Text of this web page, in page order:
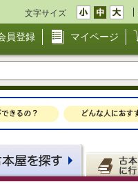
文字サイズ
員登録 マイページ